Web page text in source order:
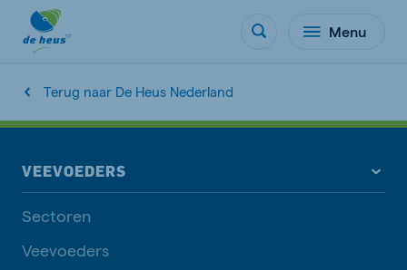
Menu
Terug naar De Heus Nederland
VEEVOEDERS
Sectoren
Veevoeders